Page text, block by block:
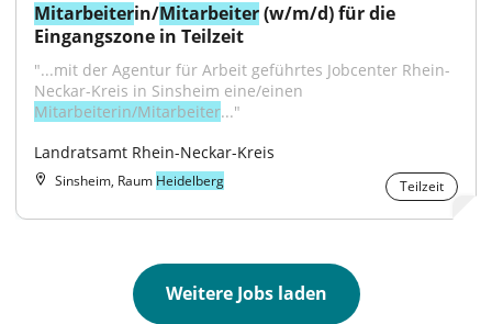
Mitarbeiterin/Mitarbeiter (w/m/d) für die
Eingangszone in Teilzeit
"...mit der Agentur für Arbeit geführtes Jobcenter Rhein-
Mitarbeiterin/Mitarbeiter..."
Landratsamt Rhein-Neckar-Kreis
Sinsheim, Raum Heidelberg Teilzeit
Weitere Jobs laden